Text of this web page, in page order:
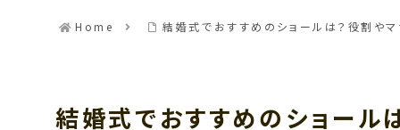
Home 結婚式でおすすめのショールは？役割や
結婚式でおすすめのショール